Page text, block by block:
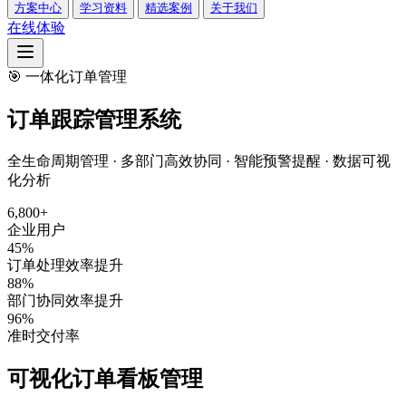
方案中心 学习资料 精选案例 关于我们
在线体验
🎯 一体化订单管理
订单跟踪管理系统
全生命周期管理 · 多部门高效协同 · 智能预警提醒 · 数据可视
化分析
6,800+
企业用户
45%
订单处理效率提升
88%
部门协同效率提升
96%
准时交付率
可视化订单看板管理